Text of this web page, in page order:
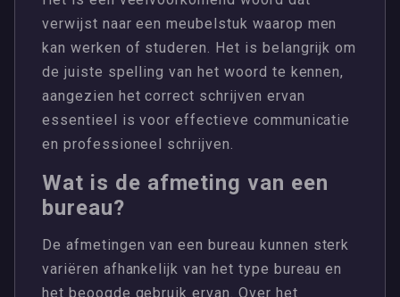
verwijst naar een meubelstuk waarop men
kan werken of studeren. Het is belangrijk om
de juiste spelling van het woord te kennen,
aangezien het correct schrijven ervan
essentieel is voor effectieve communicatie
en professioneel schrijven.
Wat is de afmeting van een
bureau?
De afmetingen van een bureau kunnen sterk
variëren afhankelijk van het type bureau en
het beoogde gebruik ervan. Over het